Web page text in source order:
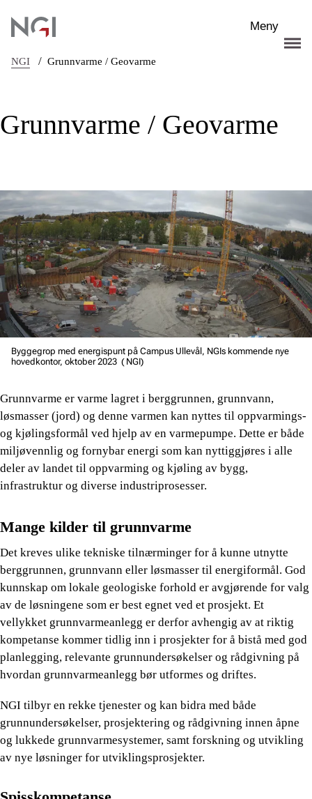
Meny
NGI / Grunnvarme / Geovarme
Grunnvarme / Geovarme
Byggegrop med energispunt på Campus Ullevål, NGIs kommende nye
hovedkontor, oktober 2023 ( NGI)
Grunnvarme er varme lagret i berggrunnen, grunnvann,
løsmasser (jord) og denne varmen kan nyttes til oppvarmings-
og kjølingsformål ved hjelp av en varmepumpe. Dette er både
miljøvennlig og fornybar energi som kan nyttiggjøres i alle
deler av landet til oppvarming og kjøling av bygg,
infrastruktur og diverse industriprosesser.
Mange kilder til grunnvarme
Det kreves ulike tekniske tilnærminger for å kunne utnytte
berggrunnen, grunnvann eller løsmasser til energiformål. God
kunnskap om lokale geologiske forhold er avgjørende for valg
av de løsningene som er best egnet ved et prosjekt. Et
vellykket grunnvarmeanlegg er derfor avhengig av at riktig
kompetanse kommer tidlig inn i prosjekter for å bistå med god
planlegging, relevante grunnundersøkelser og rådgivning på
hvordan grunnvarmeanlegg bør utformes og driftes.
NGI tilbyr en rekke tjenester og kan bidra med både
grunnundersøkelser, prosjektering og rådgivning innen åpne
og lukkede grunnvarmesystemer, samt forskning og utvikling
av nye løsninger for utviklingsprosjekter.